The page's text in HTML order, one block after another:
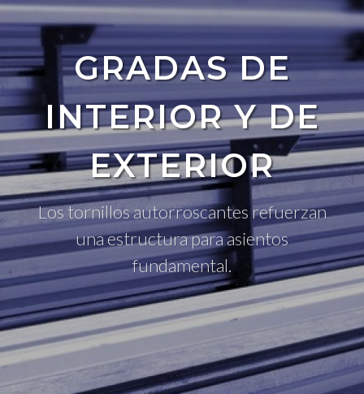
GRADAS DE
INTERIOR Y DE
EXTERIOR
Los tornillos autorroscantes refuerzan
una estructura para asientos
fundamental.